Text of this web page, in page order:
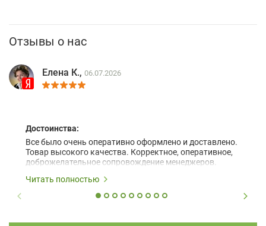
Отзывы о нас
Елена К., 06.07.2026
Достоинства:
Все было очень оперативно оформлено и доставлено.
Товар высокого качества. Корректное, оперативное,
доброжелательное сопровождение менеджеров.
Читать полностью